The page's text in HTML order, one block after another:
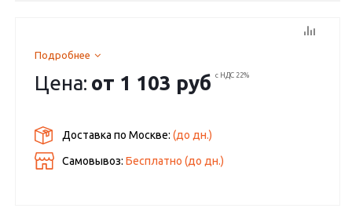
Подробнее
Цена: от 1 103 руб с НДС 22%
Доставка по Москве:(до дн.)
Самовывоз:Бесплатно (до дн.)